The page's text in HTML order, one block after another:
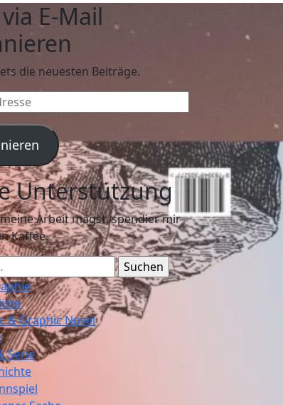
E-Mail
die neuesten Beiträge.
Unterstützung
Arbeit magst, spendier mir
Kaffee.
& Graphic Novel
Serie